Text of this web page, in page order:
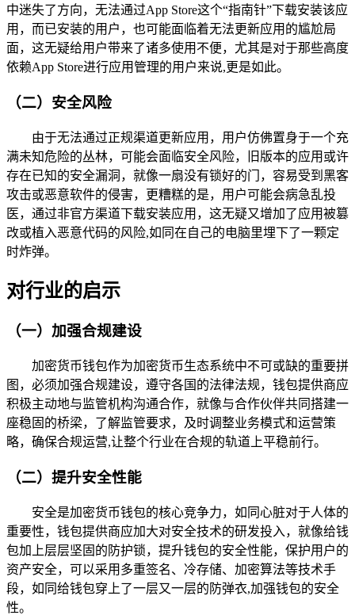
中迷失了方向，无法通过App Store这个“指南针”下载安装该应
用，而已安装的用户，也可能面临着无法更新应用的尴尬局
面，这无疑给用户带来了诸多使用不便，尤其是对于那些高度
依赖App Store进行应用管理的用户来说,更是如此。
（二）安全风险
由于无法通过正规渠道更新应用，用户仿佛置身于一个充
满未知危险的丛林，可能会面临安全风险，旧版本的应用或许
存在已知的安全漏洞，就像一扇没有锁好的门，容易受到黑客
攻击或恶意软件的侵害，更糟糕的是，用户可能会病急乱投
医，通过非官方渠道下载安装应用，这无疑又增加了应用被篡
改或植入恶意代码的风险,如同在自己的电脑里埋下了一颗定
时炸弹。
对行业的启示
（一）加强合规建设
加密货币钱包作为加密货币生态系统中不可或缺的重要拼
图，必须加强合规建设，遵守各国的法律法规，钱包提供商应
积极主动地与监管机构沟通合作，就像与合作伙伴共同搭建一
座稳固的桥梁，了解监管要求，及时调整业务模式和运营策
略，确保合规运营,让整个行业在合规的轨道上平稳前行。
（二）提升安全性能
安全是加密货币钱包的核心竞争力，如同心脏对于人体的
重要性，钱包提供商应加大对安全技术的研发投入，就像给钱
包加上层层坚固的防护锁，提升钱包的安全性能，保护用户的
资产安全，可以采用多重签名、冷存储、加密算法等技术手
段，如同给钱包穿上了一层又一层的防弹衣,加强钱包的安全
性。